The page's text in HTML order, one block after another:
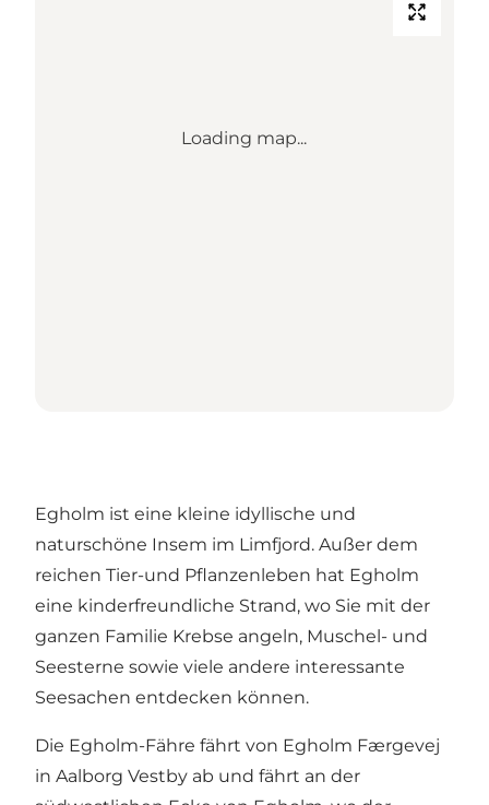
Loading map...
Egholm ist eine kleine idyllische und
naturschöne Insem im Limfjord. Außer dem
reichen Tier-und Pflanzenleben hat Egholm
eine kinderfreundliche Strand, wo Sie mit der
ganzen Familie Krebse angeln, Muschel- und
Seesterne sowie viele andere interessante
Seesachen entdecken können.
Die Egholm-Fähre fährt von Egholm Færgevej
in Aalborg Vestby ab und fährt an der